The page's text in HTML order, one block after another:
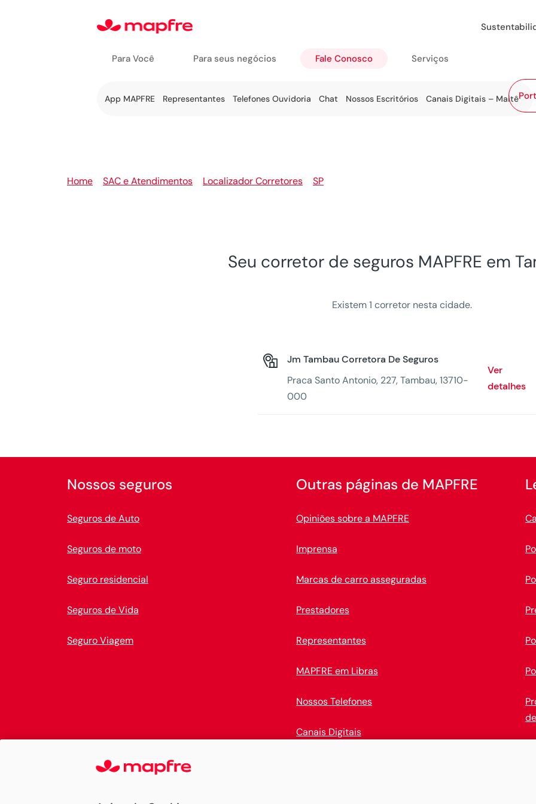
Para Você Para seus negócios Fale Conosco
Ir a Fale
App MAPFRE Representantes Telefones Ouvidoria Chat Nossos Escritórios Canais Digitais – Maitê
Serviços
Home SAC e Atendimentos Localizador Corretores SP
Seu corretor de seguros MAPFRE em
Existem 1 corretor nesta cidade.
Jm Tambau Corretora De Seguros
Praca Santo Antonio, 227, Tambau, 13710-
000
Ver
detalhes
Nossos seguros
Seguros de Auto
Seguros de moto
Seguro residencial
Seguros de Vida
Seguro Viagem
Outras páginas de MAPFRE
Opiniões sobre a MAPFRE
Imprensa
Marcas de carro asseguradas
Prestadores
Representantes
MAPFRE em Libras
Nossos Telefones
Canais Digitais